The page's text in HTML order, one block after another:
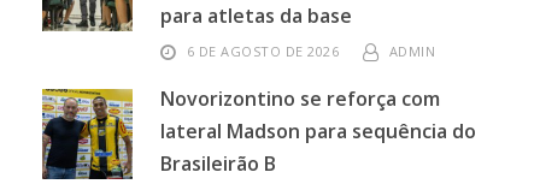
para atletas da base
6 DE AGOSTO DE 2026 ADMIN
Novorizontino se reforça com
lateral Madson para sequência do
Brasileirão B